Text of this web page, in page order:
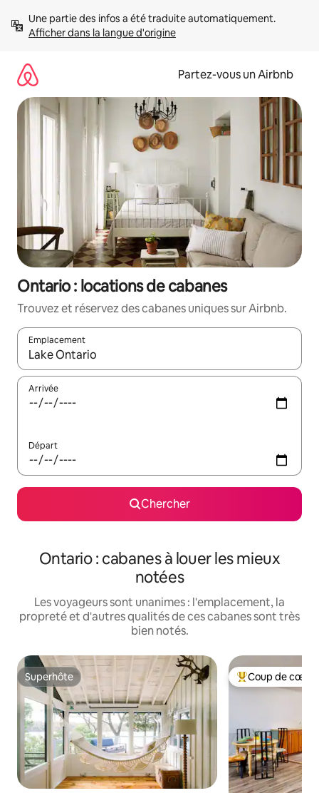
directement
Afficher dans la langue d'origine
Partez-vous un Airbnb
Ontario : locations de cabanes
Trouvez et réservez des cabanes uniques sur Airbnb.
Emplacement
Quand les résultats sont affichés, parcourez-les en utilisant
Arrivée
Départ
Chercher
Ontario : cabanes à louer les mieux
notées
Les voyageurs sont unanimes : l'emplacement, la
propreté et d'autres qualités de ces cabanes sont très
bien notés.
Superhôte
Superhôte Coup de cœur
Coup de cœur